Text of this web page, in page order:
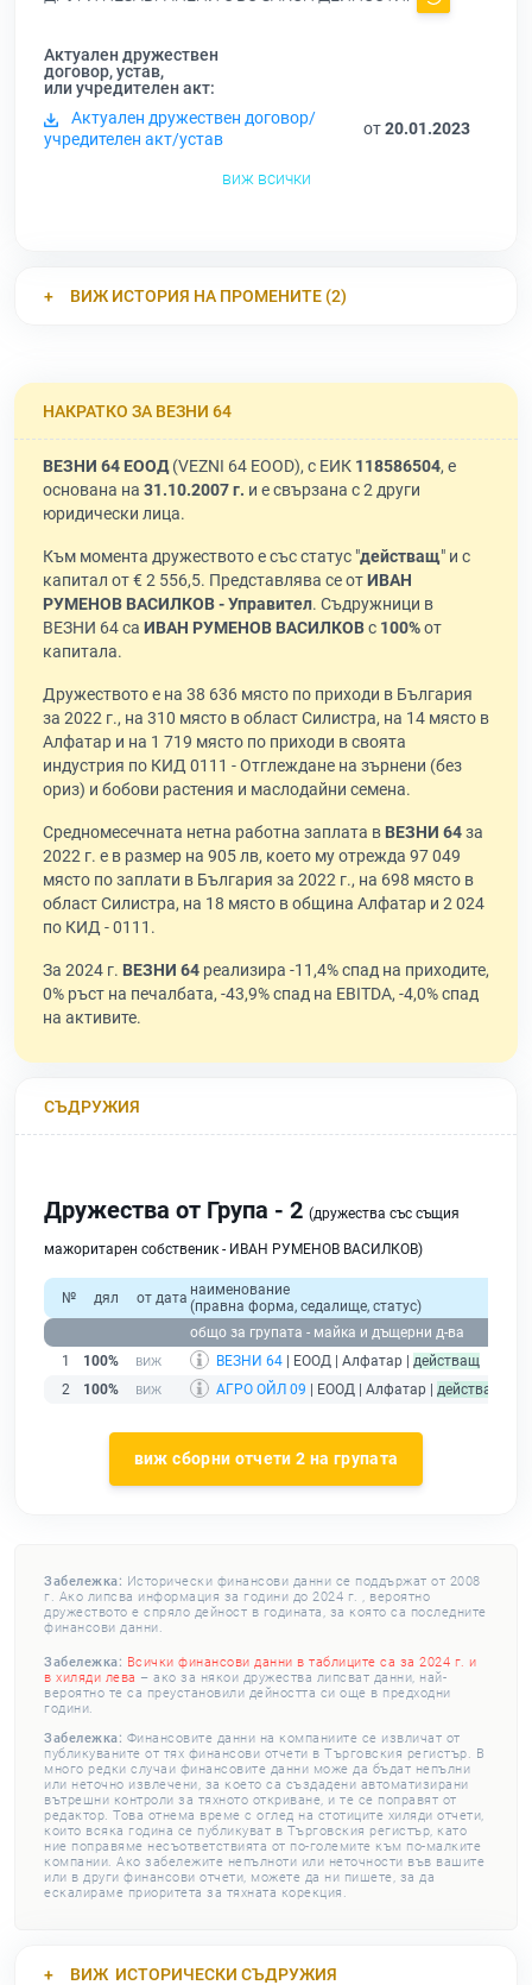
Актуален дружествен
договор, устав,
или учредителен акт:
Актуален дружествен договор/
учредителен акт/устав
от20.01.2023
виж всички
ВИЖ ИСТОРИЯ НА ПРОМЕНИТЕ (2)
НАКРАТКО ЗА ВЕЗНИ 64
ВЕЗНИ 64 ЕООД(VEZNI 64 EOOD), с ЕИК 118586504, е
основана на 31.10.2007 г. и е свързана с 2 други
юридически лица.
Към момента дружеството е със статус "действащ" и с
капитал от € 2 556,5. Представлява се отИВАН
РУМЕНОВ ВАСИЛКОВ - Управител. Съдружници в
ВЕЗНИ 64 са ИВАН РУМЕНОВ ВАСИЛКОВс 100%от
капитала.
Дружеството е на 38 636 място по приходи в България
за 2022 г., на 310 място в област Силистра, на 14 място в
Алфатар и на 1 719 място по приходи в своята
индустрия по КИД 0111 - Отглеждане на зърнени (без
ориз) и бобови растения и маслодайни семена.
Средномесечната нетна работна заплата в ВЕЗНИ 64за
2022 г. е в размер на 905 лв, което му отрежда 97 049
място по заплати в България за 2022 г., на 698 място в
област Силистра, на 18 място в община Алфатар и 2 024
по КИД - 0111.
За 2024 г. ВЕЗНИ 64 реализира -11,4% спад на приходите,
0% ръст на печалбата, -43,9% спад на EBITDA, -4,0% спад
на активите.
СЪДРУЖИЯ
Дружества от Група - 2 (дружества със същия
мажоритарен собственик - ИВАН РУМЕНОВ ВАСИЛКОВ)
№ дял от дата наименование
(правна форма, седалище, статус)
общо за групата - майка и дъщерни д-ва
1
100% ВЕЗНИ 64 | ЕООД | Алфатар | действащ
2
100% АГРО ОЙЛ 09 | ЕООД | Алфатар | действащ
виж сборни отчети 2 на групата
Забележка: Исторически финансови данни се поддържат от 2008
г. Ако липсва информация за години до 2024 г. , вероятно
дружеството е спряло дейност в годината, за която са последните
финансови данни.
Забележка: Всички финансови данни в таблиците са за 2024 г. и
в хиляди лева – ако за някои дружества липсват данни, най-
вероятно те са преустановили дейността си още в предходни
години.
Забележка: Финансовите данни на компаниите се извличат от
публикуваните от тях финансови отчети в Търговския регистър. В
много редки случаи финансовите данни може да бъдат непълни
или неточно извлечени, за което са създадени автоматизирани
вътрешни контроли за тяхното откриване, и те се поправят от
редактор. Това отнема време с оглед на стотиците хиляди отчети,
които всяка година се публикуват в Търговския регистър, като
ние поправяме несъответствията от по-големите към по-малките
компании. Ако забележите непълноти или неточности във вашите
или в други финансови отчети, можете да ни пишете, за да
ескалираме приоритета за тяхната корекция.
ВИЖ ИСТОРИЧЕСКИ СЪДРУЖИЯ